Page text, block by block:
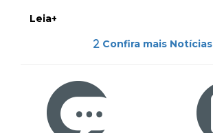
Leia+
Confira mais Notícias